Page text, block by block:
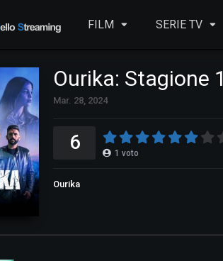
FILM SERIE TV
Ourika: Stagione 1
Mar. 28, 2024
6 1 voto
Ourika